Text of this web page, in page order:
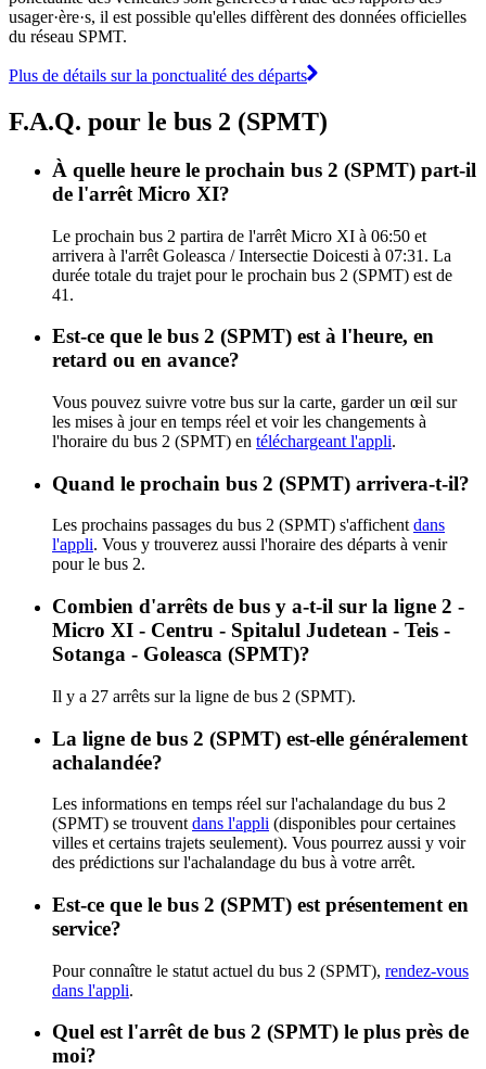
usager·ère·s, il est possible qu'elles diffèrent des données officielles
du réseau SPMT.
Plus de détails sur la ponctualité des départs
F.A.Q. pour le bus 2 (SPMT)
À quelle heure le prochain bus 2 (SPMT) part-il
de l'arrêt Micro XI?
Le prochain bus 2 partira de l'arrêt Micro XI à 06:50 et
arrivera à l'arrêt Goleasca / Intersectie Doicesti à 07:31. La
durée totale du trajet pour le prochain bus 2 (SPMT) est de
41.
Est-ce que le bus 2 (SPMT) est à l'heure, en
retard ou en avance?
Vous pouvez suivre votre bus sur la carte, garder un œil sur
les mises à jour en temps réel et voir les changements à
l'horaire du bus 2 (SPMT) en téléchargeant l'appli.
Quand le prochain bus 2 (SPMT) arrivera-t-il?
Les prochains passages du bus 2 (SPMT) s'affichent dans
l'appli. Vous y trouverez aussi l'horaire des départs à venir
pour le bus 2.
Combien d'arrêts de bus y a-t-il sur la ligne 2 -
Micro XI - Centru - Spitalul Judetean - Teis -
Sotanga - Goleasca (SPMT)?
Il y a 27 arrêts sur la ligne de bus 2 (SPMT).
La ligne de bus 2 (SPMT) est-elle généralement
achalandée?
Les informations en temps réel sur l'achalandage du bus 2
(SPMT) se trouvent dans l'appli (disponibles pour certaines
villes et certains trajets seulement). Vous pourrez aussi y voir
des prédictions sur l'achalandage du bus à votre arrêt.
Est-ce que le bus 2 (SPMT) est présentement en
service?
Pour connaître le statut actuel du bus 2 (SPMT), rendez-vous
dans l'appli.
Quel est l'arrêt de bus 2 (SPMT) le plus près de
moi?